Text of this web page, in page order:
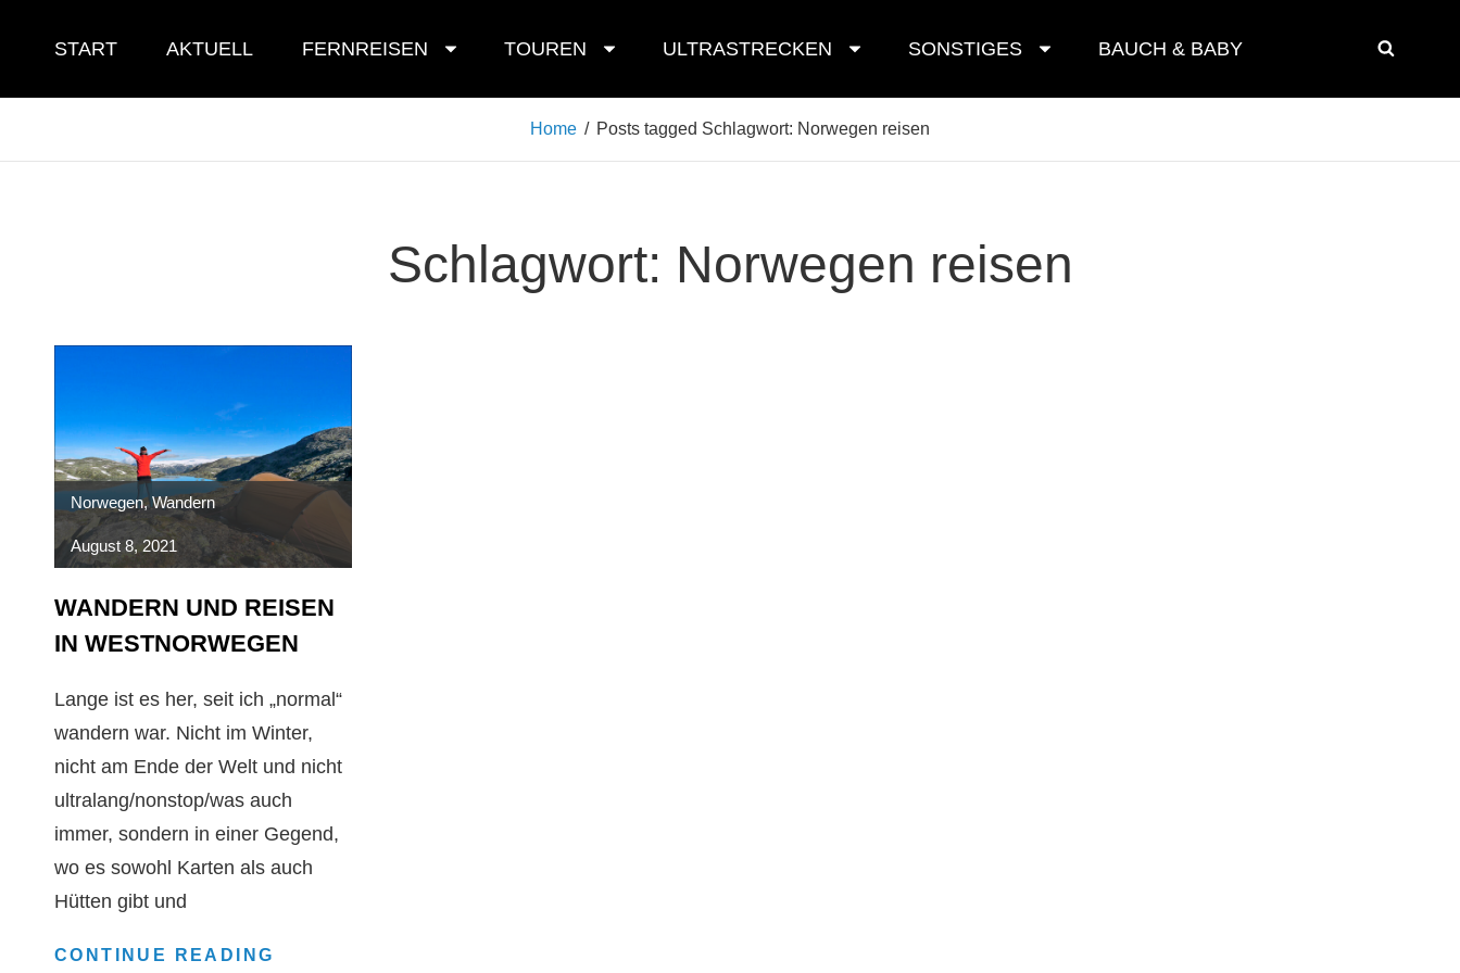
START AKTUELL FERNREISEN TOUREN ULTRASTRECKEN SONSTIGES BAUCH & BABY
Home / Posts tagged Schlagwort: Norwegen reisen
Schlagwort: Norwegen reisen
Norwegen,Wandern
August 8, 2021
WANDERN UND REISEN
IN WESTNORWEGEN
Lange ist es her, seit ich „normal“
wandern war. Nicht im Winter,
nicht am Ende der Welt und nicht
ultralang/nonstop/was auch
immer, sondern in einer Gegend,
wo es sowohl Karten als auch
Hütten gibt und
CONTINUE READING